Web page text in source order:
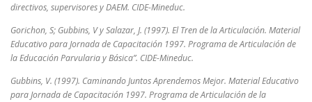
directivos, supervisores y DAEM. CIDE-Mineduc.
Gorichon, S; Gubbins, V y Salazar, J. (1997). El Tren de la Articulación. Material
Educativo para Jornada de Capacitación 1997. Programa de Articulación de
la Educación Parvularia y Básica”. CIDE-Mineduc.
Gubbins, V. (1997). Caminando Juntos Aprendemos Mejor. Material Educativo
para Jornada de Capacitación 1997. Programa de Articulación de la